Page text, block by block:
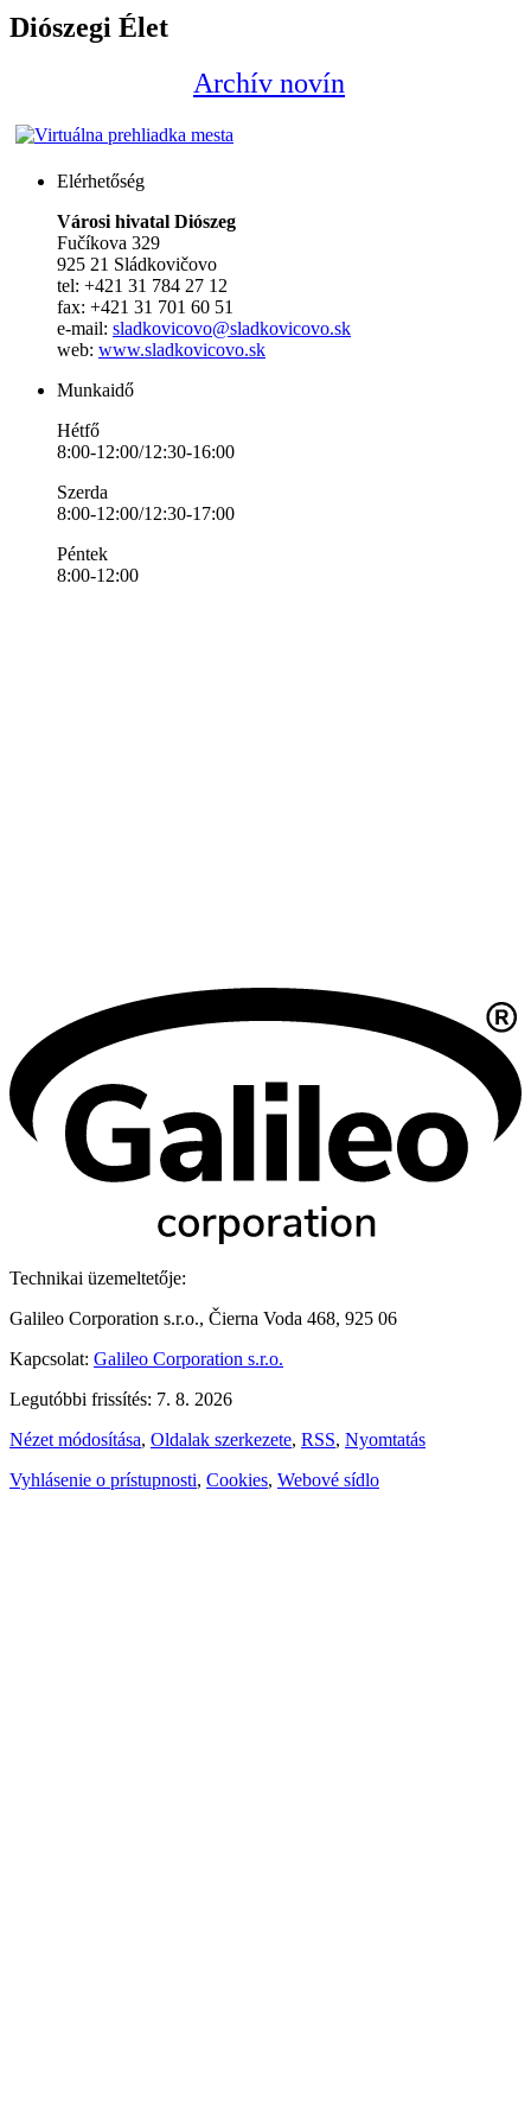
Diószegi Élet
Archív novín
Elérhetőség
Városi hivatal Diószeg
Fučíkova 329
925 21 Sládkovičovo
tel: +421 31 784 27 12
fax: +421 31 701 60 51
e-mail: sladkovicovo@sladkovicovo.sk
web: www.sladkovicovo.sk
Munkaidő
Hétfő
8:00-12:00/12:30-16:00
Szerda
8:00-12:00/12:30-17:00
Péntek
8:00-12:00
Technikai üzemeltetője:
Galileo Corporation s.r.o., Čierna Voda 468, 925 06
Kapcsolat: Galileo Corporation s.r.o.
Legutóbbi frissítés: 7. 8. 2026
Nézet módosítása, Oldalak szerkezete, RSS, Nyomtatás
Vyhlásenie o prístupnosti, Cookies, Webové sídlo